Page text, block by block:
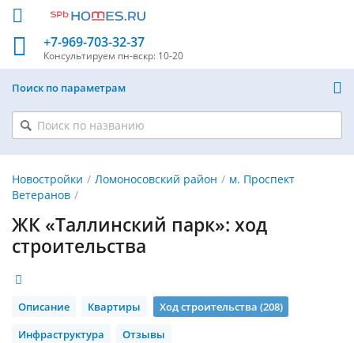
+7-969-703-32-37
Консультируем пн-вскр: 10-20
Поиск по параметрам
Новостройки Ломоносовский район
м. Проспект
Ветеранов
ЖК «Таллинский парк»: ход
строительства
Описание Квартиры
Ход строительства (208)
Инфраструктура
Отзывы